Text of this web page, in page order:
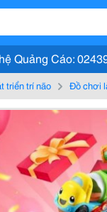
Quảng Cáo:
triển trí não Đồ chơi